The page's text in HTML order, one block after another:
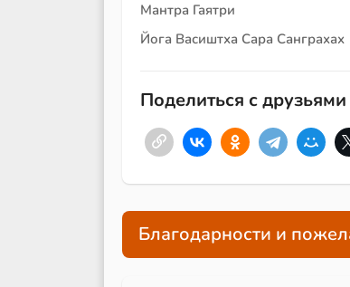
Мантра Гаятри
Йога Васиштха Сара Санграхах
Поделиться с друзьями
Благодарности и